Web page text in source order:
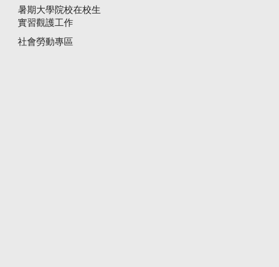
暑期大學院校在校生
實習觀護工作
社會勞動專區